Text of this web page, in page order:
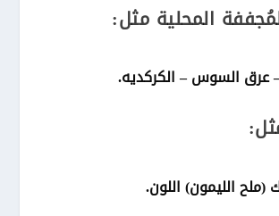
المحلية مثل:
– عرق السوس – الكركديه.
الليمون) اللون.